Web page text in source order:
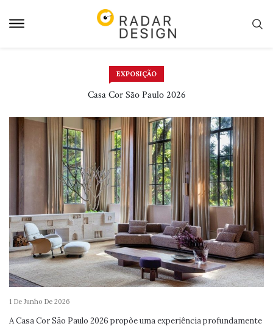
para
EXPOSIÇÃO
Casa Cor São Paulo 2026
1 De Junho De 2026
A Casa Cor São Paulo 2026 propõe uma experiência profundamente